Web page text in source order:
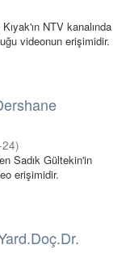
NTV kanalında
videonun erişimidir.
)
Sadık Gültekin'in
erişimidir.